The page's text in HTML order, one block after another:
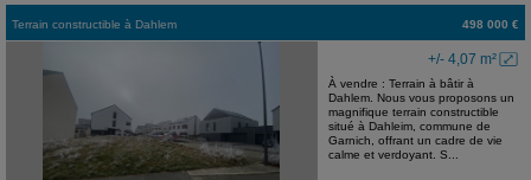
Terrain constructible à Dahlem 498 000 €
+/- 4,07 m²
À vendre : Terrain à bâtir à
Dahlem. Nous vous proposons un
magnifique terrain constructible
situé à Dahleim, commune de
Garnich, offrant un cadre de vie
calme et verdoyant. S...